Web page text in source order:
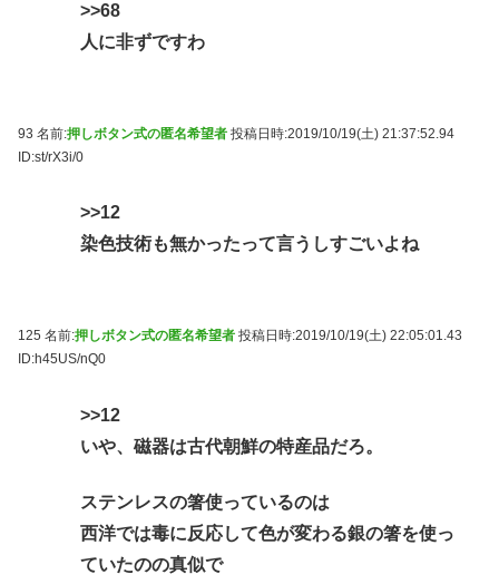
>>68
人に非ずですわ
93 名前:押しボタン式の匿名希望者 投稿日時:2019/10/19(土) 21:37:52.94
ID:st/rX3i/0
>>12
染色技術も無かったって言うしすごいよね
125 名前:押しボタン式の匿名希望者 投稿日時:2019/10/19(土) 22:05:01.43
ID:h45US/nQ0
>>12
いや、磁器は古代朝鮮の特産品だろ。
ステンレスの箸使っているのは
西洋では毒に反応して色が変わる銀の箸を使っ
ていたのの真似で